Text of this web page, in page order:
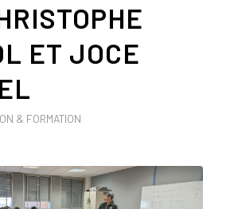
ET JOCE
& FORMATION